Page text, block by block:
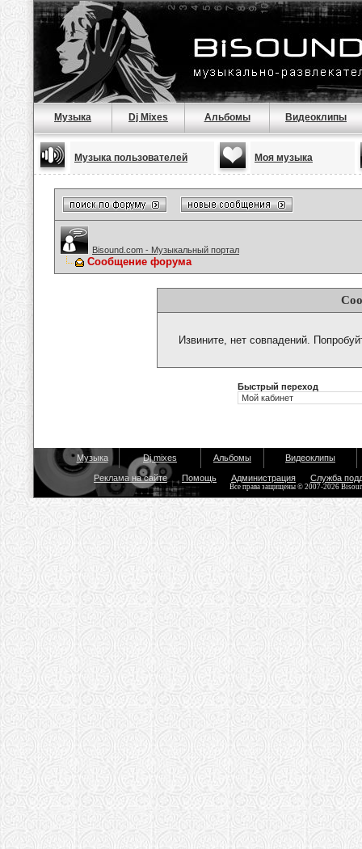
Музыка Dj Mixes Альбомы Видеоклипы
Музыка пользователей Моя музыка
Bisound.com - Музыкальный портал
Сообщение форума
Извините, нет совпадений.
Быстрый переход
Музыка Dj mixes Альбомы Видеоклипы
Реклама на сайте Помощь Администрация Служба
Все права защищены © 2007-2026